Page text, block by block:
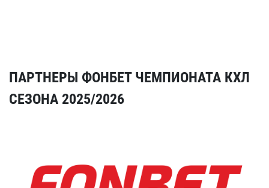
ПАРТНЕРЫ ФОНБЕТ ЧЕМПИОНАТА КХЛ
СЕЗОНА 2025/2026